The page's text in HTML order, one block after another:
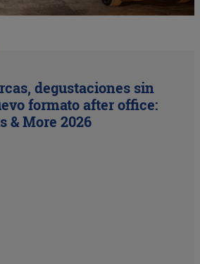
degustaciones sin
formato after office:
& More 2026